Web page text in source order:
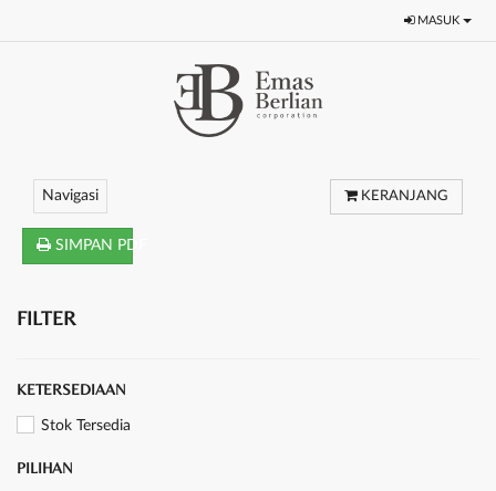
MASUK
Navigasi KERANJANG
SIMPAN PDF
FILTER
KETERSEDIAAN
Stok Tersedia
PILIHAN